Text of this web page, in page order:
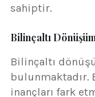
sahiptir.
Bilinçaltı
Bilinçaltı
bulunmaktadır.
inançları fark